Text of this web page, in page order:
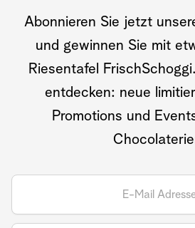
Abonnieren Sie jetzt
und gewinnen Sie mit
Riesentafel
entdecken: neue
Promotions und